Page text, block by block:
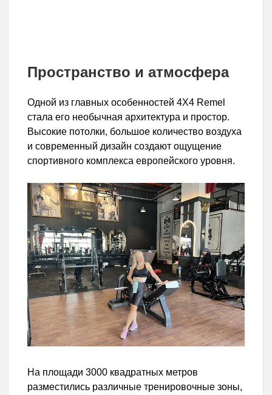
Пространство и атмосфера
Одной из главных особенностей 4X4 Remel
стала его необычная архитектура и простор.
Высокие потолки, большое количество воздуха
и современный дизайн создают ощущение
спортивного комплекса европейского уровня.
На площади 3000 квадратных метров
разместились различные тренировочные зоны,